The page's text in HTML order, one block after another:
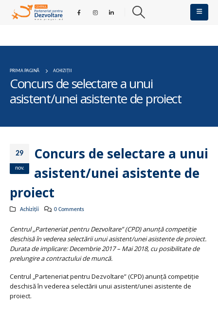
PRIMA PAGINĂ ACHIZIȚII
Concurs de selectare a unui
asistent/unei asistente de proiect
29
nov.
Concurs de selectare a unui
asistent/unei asistente de
proiect
Achiziții 0 Comments
Centrul „Parteneriat pentru Dezvoltare” (CPD) anunţă competiţie
deschisă în vederea selectării unui asistent/unei asistente de proiect.
Durata de implicare: Decembrie 2017 – Mai 2018, cu posibilitate de
prelungire a contractului de muncă.
Centrul „Parteneriat pentru Dezvoltare” (CPD) anunţă competiţie
deschisă în vederea selectării unui asistent/unei asistente de
proiect.